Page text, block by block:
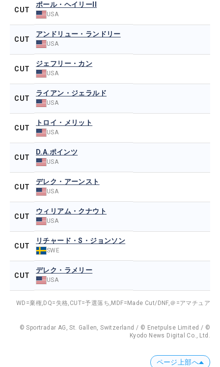
CUT
ポール・ヘイリーII
USA
CUT
アンドリュー・ランドリー
USA
CUT
ジェフリー・カン
USA
CUT
ライアン・ジェラルド
USA
CUT
トロイ・メリット
USA
CUT
D.A.ポインツ
USA
CUT
デレク・アーンスト
USA
CUT
ウィリアム・クナウト
USA
CUT
リチャード・S・ジョンソン
SWE
CUT
デレク・ラメリー
USA
WD=棄権, DQ=失格, CUT=予選落ち, MDF=Made Cut/DNF,＠=アマチュア
© Sportradar AG, St. Gallen, Switzerland / © Enetpulse Limited / ©
Kyodo News Digital Co., Ltd.
ページ上部へ